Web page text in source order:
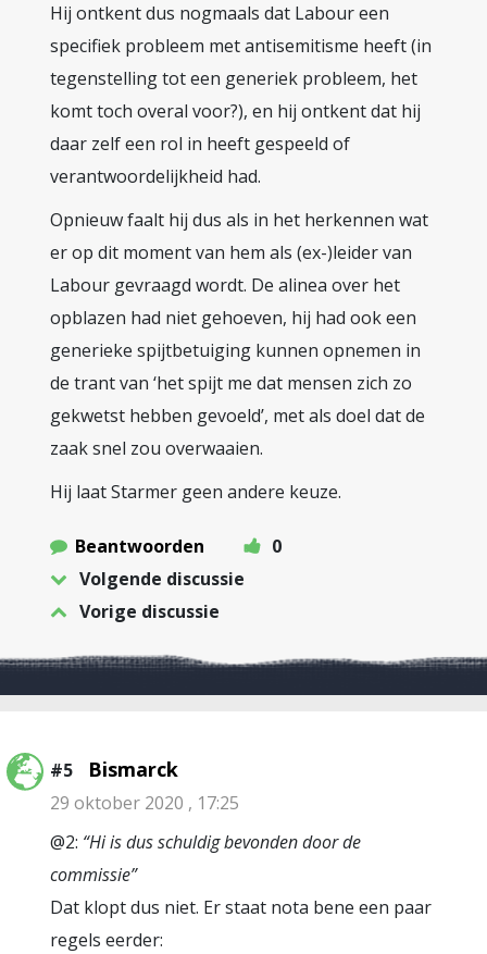
Hij ontkent dus nogmaals dat Labour een
specifiek probleem met antisemitisme heeft (in
tegenstelling tot een generiek probleem, het
komt toch overal voor?), en hij ontkent dat hij
daar zelf een rol in heeft gespeeld of
verantwoordelijkheid had.
Opnieuw faalt hij dus als in het herkennen wat
er op dit moment van hem als (ex-)leider van
Labour gevraagd wordt. De alinea over het
opblazen had niet gehoeven, hij had ook een
generieke spijtbetuiging kunnen opnemen in
de trant van ‘het spijt me dat mensen zich zo
gekwetst hebben gevoeld’, met als doel dat de
zaak snel zou overwaaien.
Hij laat Starmer geen andere keuze.
Beantwoorden
0
Volgende discussie
Vorige discussie
#5 Bismarck
29 oktober 2020 , 17:25
@2: “Hi is dus schuldig bevonden door de
commissie”
Dat klopt dus niet. Er staat nota bene een paar
regels eerder: